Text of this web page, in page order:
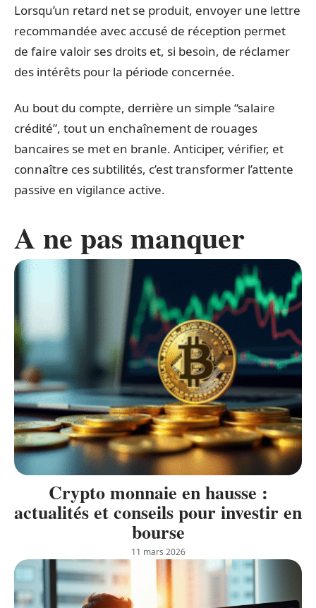
Lorsqu’un retard net se produit, envoyer une lettre
recommandée avec accusé de réception permet
de faire valoir ses droits et, si besoin, de réclamer
des intérêts pour la période concernée.
Au bout du compte, derrière un simple “salaire
crédité”, tout un enchaînement de rouages
bancaires se met en branle. Anticiper, vérifier, et
connaître ces subtilités, c’est transformer l’attente
passive en vigilance active.
A ne pas manquer
Crypto monnaie en hausse :
actualités et conseils pour investir en
bourse
11 mars 2026